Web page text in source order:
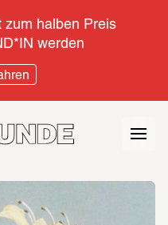
zum halben Preis
werden